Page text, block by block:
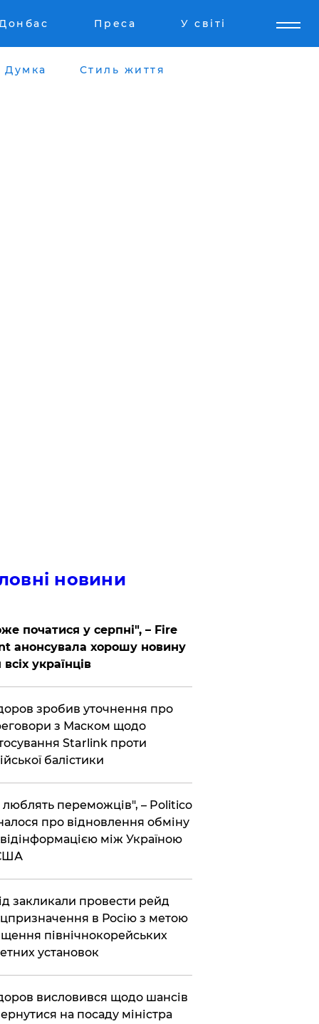
Преса У світі
Думка Стиль життя
новини
початися у серпні", – Fire
анонсувала хорошу новину
українців
зробив уточнення про
з Маском щодо
Starlink проти
балістики
люблять переможців", – Politico
про відновлення обміну
між Україною
закликали провести рейд
в Росію з метою
північнокорейських
установок
висловився щодо шансів
на посаду міністра